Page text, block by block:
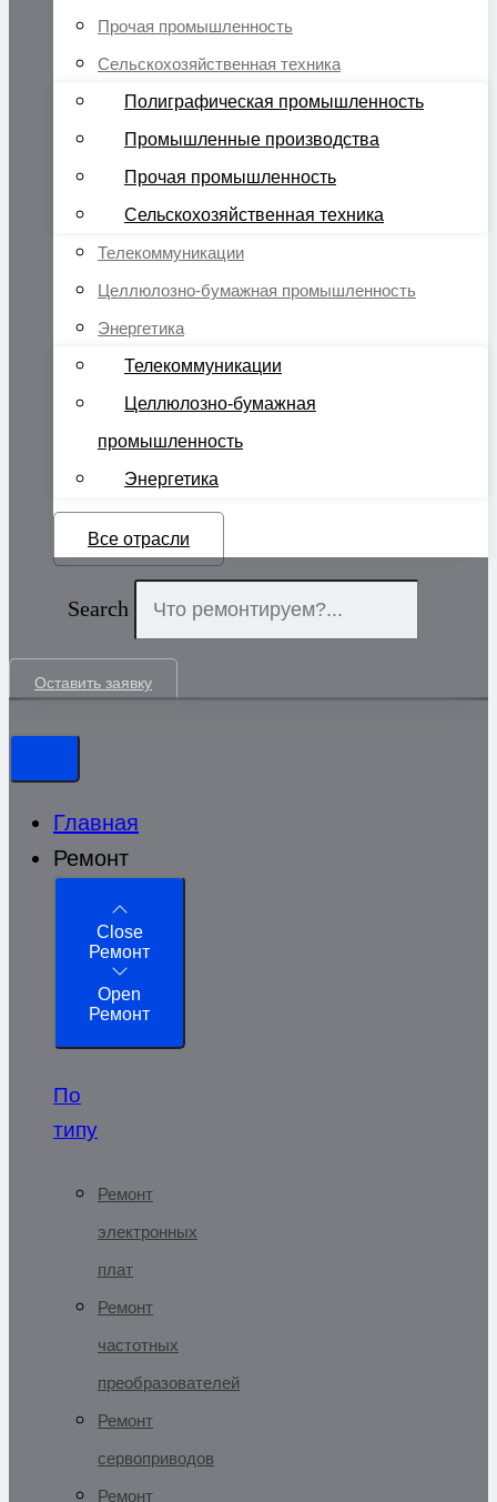
Прочая промышленность
Сельскохозяйственная техника
Полиграфическая промышленность
Промышленные производства
Прочая промышленность
Сельскохозяйственная техника
Телекоммуникации
Целлюлозно-бумажная промышленность
Энергетика
Телекоммуникации
Целлюлозно-бумажная
промышленность
Энергетика
Все отрасли
Search
Оставить заявку
Главная
Ремонт
Close
Ремонт
Open
Ремонт
По
типу
Ремонт
электронных
плат
Ремонт
частотных
преобразователей
Ремонт
сервоприводов
Ремонт